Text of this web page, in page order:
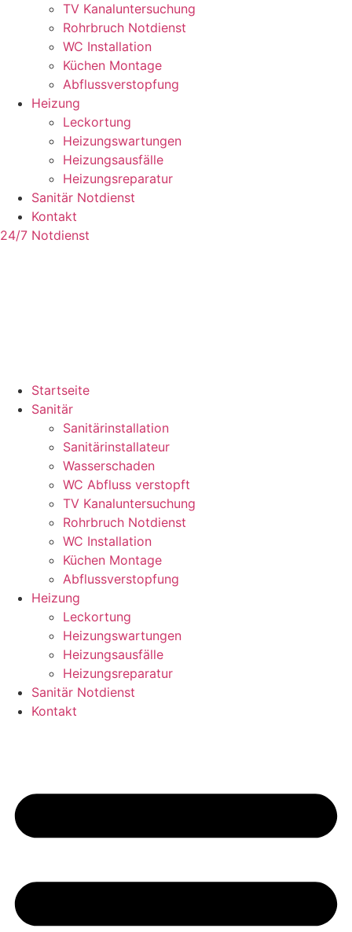
TV Kanaluntersuchung
Rohrbruch Notdienst
WC Installation
Küchen Montage
Abflussverstopfung
Heizung
Leckortung
Heizungswartungen
Heizungsausfälle
Heizungsreparatur
Sanitär Notdienst
Kontakt
24/7 Notdienst
Startseite
Sanitär
Sanitärinstallation
Sanitärinstallateur
Wasserschaden
WC Abfluss verstopft
TV Kanaluntersuchung
Rohrbruch Notdienst
WC Installation
Küchen Montage
Abflussverstopfung
Heizung
Leckortung
Heizungswartungen
Heizungsausfälle
Heizungsreparatur
Sanitär Notdienst
Kontakt